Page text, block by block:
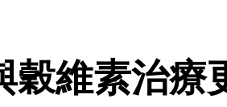
穀維素治療